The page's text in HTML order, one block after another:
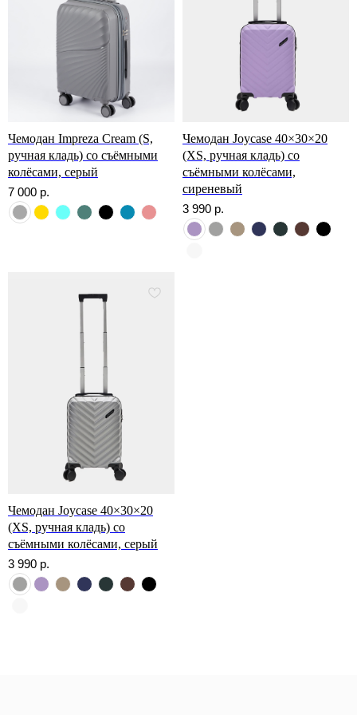
Чемодан Impreza Cream (S,
ручная кладь) со съёмными
колёсами, серый
7 000 р.
Чемодан Joycase 40×30×20
(XS, ручная кладь) со
съёмными колёсами,
сиреневый
3 990 р.
Чемодан Joycase 40×30×20
(XS, ручная кладь) со
съёмными колёсами, серый
3 990 р.
Популярные вопросы от наших покупателей
Ответы на вопросы
*Организация, запрещённая на территории РФ
*